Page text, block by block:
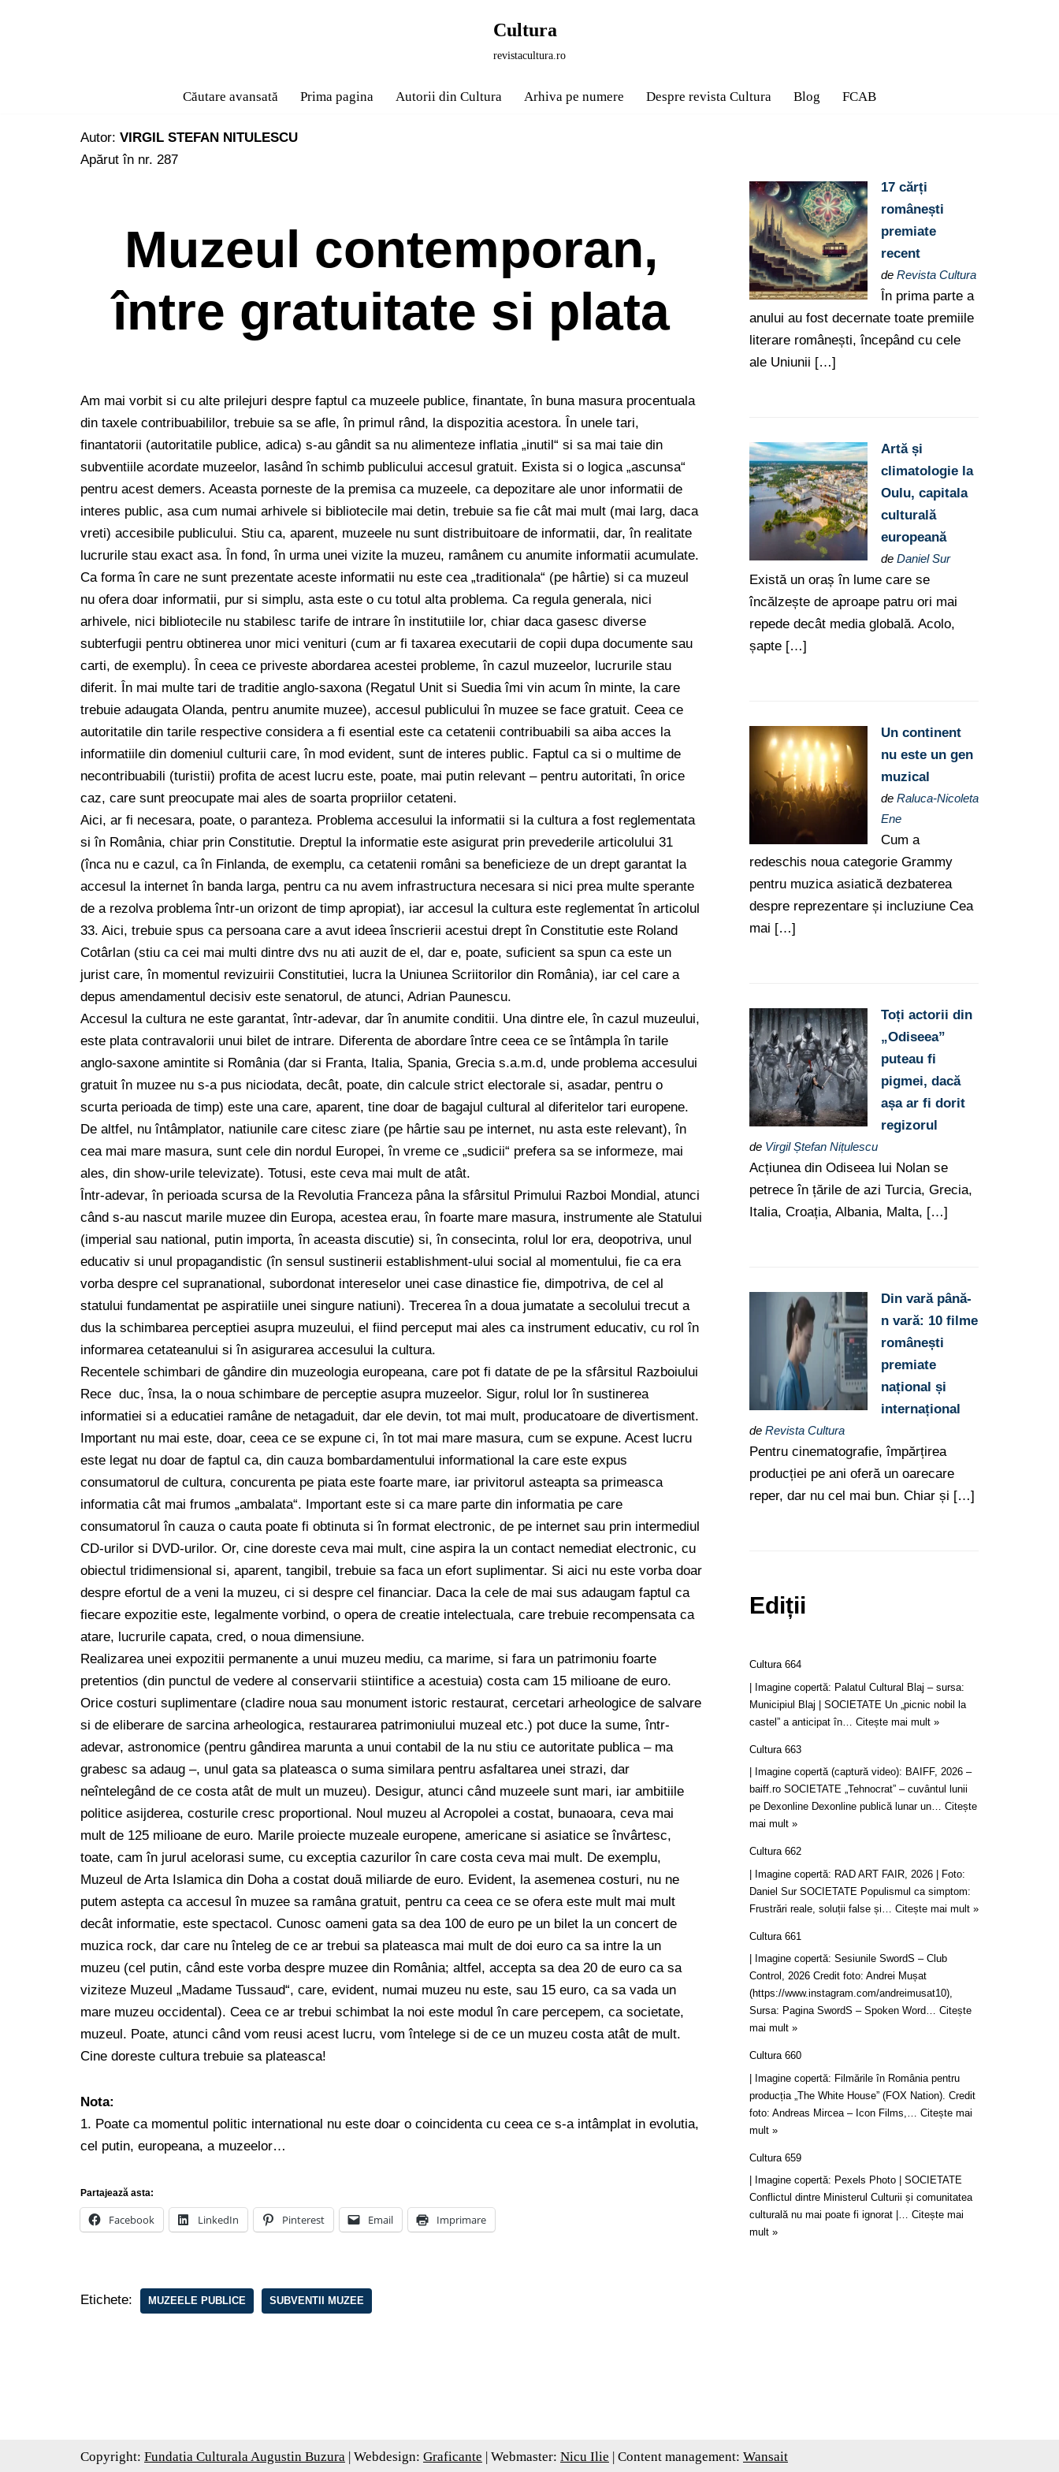
Cultura
revistacultura.ro
Căutare avansată Prima pagina Autorii din Cultura Arhiva pe numere Despre revista Cultura Blog FCAB
Autor: VIRGIL STEFAN NITULESCU
Apărut în nr. 287
Muzeul contemporan,
între gratuitate si plata
Am mai vorbit si cu alte prilejuri despre faptul ca muzeele publice, finantate, în buna masura procentuala
din taxele contribuabililor, trebuie sa se afle, în primul rând, la dispozitia acestora. În unele tari,
finantatorii (autoritatile publice, adica) s-au gândit sa nu alimenteze inflatia „inutil“ si sa mai taie din
subventiile acordate muzeelor, lasând în schimb publicului accesul gratuit. Exista si o logica „ascunsa“
pentru acest demers. Aceasta porneste de la premisa ca muzeele, ca depozitare ale unor informatii de
interes public, asa cum numai arhivele si bibliotecile mai detin, trebuie sa fie cât mai mult (mai larg, daca
vreti) accesibile publicului. Stiu ca, aparent, muzeele nu sunt distribuitoare de informatii, dar, în realitate
lucrurile stau exact asa. În fond, în urma unei vizite la muzeu, ramânem cu anumite informatii acumulate.
Ca forma în care ne sunt prezentate aceste informatii nu este cea „traditionala“ (pe hârtie) si ca muzeul
nu ofera doar informatii, pur si simplu, asta este o cu totul alta problema. Ca regula generala, nici
arhivele, nici bibliotecile nu stabilesc tarife de intrare în institutiile lor, chiar daca gasesc diverse
subterfugii pentru obtinerea unor mici venituri (cum ar fi taxarea executarii de copii dupa documente sau
carti, de exemplu). În ceea ce priveste abordarea acestei probleme, în cazul muzeelor, lucrurile stau
diferit. În mai multe tari de traditie anglo-saxona (Regatul Unit si Suedia îmi vin acum în minte, la care
trebuie adaugata Olanda, pentru anumite muzee), accesul publicului în muzee se face gratuit. Ceea ce
autoritatile din tarile respective considera a fi esential este ca cetatenii contribuabili sa aiba acces la
informatiile din domeniul culturii care, în mod evident, sunt de interes public. Faptul ca si o multime de
necontribuabili (turistii) profita de acest lucru este, poate, mai putin relevant – pentru autoritati, în orice
caz, care sunt preocupate mai ales de soarta propriilor cetateni.
Aici, ar fi necesara, poate, o paranteza. Problema accesului la informatii si la cultura a fost reglementata
si în România, chiar prin Constitutie. Dreptul la informatie este asigurat prin prevederile articolului 31
(înca nu e cazul, ca în Finlanda, de exemplu, ca cetatenii români sa beneficieze de un drept garantat la
accesul la internet în banda larga, pentru ca nu avem infrastructura necesara si nici prea multe sperante
de a rezolva problema într-un orizont de timp apropiat), iar accesul la cultura este reglementat în articolul
33. Aici, trebuie spus ca persoana care a avut ideea înscrierii acestui drept în Constitutie este Roland
Cotârlan (stiu ca cei mai multi dintre dvs nu ati auzit de el, dar e, poate, suficient sa spun ca este un
jurist care, în momentul revizuirii Constitutiei, lucra la Uniunea Scriitorilor din România), iar cel care a
depus amendamentul decisiv este senatorul, de atunci, Adrian Paunescu.
Accesul la cultura ne este garantat, într-adevar, dar în anumite conditii. Una dintre ele, în cazul muzeului,
este plata contravalorii unui bilet de intrare. Diferenta de abordare între ceea ce se întâmpla în tarile
anglo-saxone amintite si România (dar si Franta, Italia, Spania, Grecia s.a.m.d, unde problema accesului
gratuit în muzee nu s-a pus niciodata, decât, poate, din calcule strict electorale si, asadar, pentru o
scurta perioada de timp) este una care, aparent, tine doar de bagajul cultural al diferitelor tari europene.
De altfel, nu întâmplator, natiunile care citesc ziare (pe hârtie sau pe internet, nu asta este relevant), în
cea mai mare masura, sunt cele din nordul Europei, în vreme ce „sudicii“ prefera sa se informeze, mai
ales, din show-urile televizate). Totusi, este ceva mai mult de atât.
Într-adevar, în perioada scursa de la Revolutia Franceza pâna la sfârsitul Primului Razboi Mondial, atunci
când s-au nascut marile muzee din Europa, acestea erau, în foarte mare masura, instrumente ale Statului
(imperial sau national, putin importa, în aceasta discutie) si, în consecinta, rolul lor era, deopotriva, unul
educativ si unul propagandistic (în sensul sustinerii establishment-ului social al momentului, fie ca era
vorba despre cel supranational, subordonat intereselor unei case dinastice fie, dimpotriva, de cel al
statului fundamentat pe aspiratiile unei singure natiuni). Trecerea în a doua jumatate a secolului trecut a
dus la schimbarea perceptiei asupra muzeului, el fiind perceput mai ales ca instrument educativ, cu rol în
informarea cetateanului si în asigurarea accesului la cultura.
Recentele schimbari de gândire din muzeologia europeana, care pot fi datate de pe la sfârsitul Razboiului
Rece duc, însa, la o noua schimbare de perceptie asupra muzeelor. Sigur, rolul lor în sustinerea
informatiei si a educatiei ramâne de netagaduit, dar ele devin, tot mai mult, producatoare de divertisment.
Important nu mai este, doar, ceea ce se expune ci, în tot mai mare masura, cum se expune. Acest lucru
este legat nu doar de faptul ca, din cauza bombardamentului informational la care este expus
consumatorul de cultura, concurenta pe piata este foarte mare, iar privitorul asteapta sa primeasca
informatia cât mai frumos „ambalata“. Important este si ca mare parte din informatia pe care
consumatorul în cauza o cauta poate fi obtinuta si în format electronic, de pe internet sau prin intermediul
CD-urilor si DVD-urilor. Or, cine doreste ceva mai mult, cine aspira la un contact nemediat electronic, cu
obiectul tridimensional si, aparent, tangibil, trebuie sa faca un efort suplimentar. Si aici nu este vorba doar
despre efortul de a veni la muzeu, ci si despre cel financiar. Daca la cele de mai sus adaugam faptul ca
fiecare expozitie este, legalmente vorbind, o opera de creatie intelectuala, care trebuie recompensata ca
atare, lucrurile capata, cred, o noua dimensiune.
Realizarea unei expozitii permanente a unui muzeu mediu, ca marime, si fara un patrimoniu foarte
pretentios (din punctul de vedere al conservarii stiintifice a acestuia) costa cam 15 milioane de euro.
Orice costuri suplimentare (cladire noua sau monument istoric restaurat, cercetari arheologice de salvare
si de eliberare de sarcina arheologica, restaurarea patrimoniului muzeal etc.) pot duce la sume, într-
adevar, astronomice (pentru gândirea marunta a unui contabil de la nu stiu ce autoritate publica – ma
grabesc sa adaug –, unul gata sa plateasca o suma similara pentru asfaltarea unei strazi, dar
neîntelegând de ce costa atât de mult un muzeu). Desigur, atunci când muzeele sunt mari, iar ambitiile
politice asijderea, costurile cresc proportional. Noul muzeu al Acropolei a costat, bunaoara, ceva mai
mult de 125 milioane de euro. Marile proiecte muzeale europene, americane si asiatice se învârtesc,
toate, cam în jurul acelorasi sume, cu exceptia cazurilor în care costa ceva mai mult. De exemplu,
Muzeul de Arta Islamica din Doha a costat douã miliarde de euro. Evident, la asemenea costuri, nu ne
putem astepta ca accesul în muzee sa ramâna gratuit, pentru ca ceea ce se ofera este mult mai mult
decât informatie, este spectacol. Cunosc oameni gata sa dea 100 de euro pe un bilet la un concert de
muzica rock, dar care nu înteleg de ce ar trebui sa plateasca mai mult de doi euro ca sa intre la un
muzeu (cel putin, când este vorba despre muzee din România; altfel, accepta sa dea 20 de euro ca sa
viziteze Muzeul „Madame Tussaud“, care, evident, numai muzeu nu este, sau 15 euro, ca sa vada un
mare muzeu occidental). Ceea ce ar trebui schimbat la noi este modul în care percepem, ca societate,
muzeul. Poate, atunci când vom reusi acest lucru, vom întelege si de ce un muzeu costa atât de mult.
Cine doreste cultura trebuie sa plateasca!
Nota:
1. Poate ca momentul politic international nu este doar o coincidenta cu ceea ce s-a intâmplat in evolutia,
cel putin, europeana, a muzeelor…
Partajează asta:
Facebook LinkedIn Pinterest Email Imprimare
Etichete: MUZEELE PUBLICE SUBVENTII MUZEE
17 cărți
românești
premiate
recent
de Revista Cultura
În prima parte a
anului au fost decernate toate premiile
literare românești, începând cu cele
ale Uniunii […]
Artă și
climatologie la
Oulu, capitala
culturală
europeană
de Daniel Sur
Există un oraș în lume care se
încălzește de aproape patru ori mai
repede decât media globală. Acolo,
șapte […]
Un continent
nu este un gen
muzical
de Raluca-Nicoleta
Ene
Cum a
redeschis noua categorie Grammy
pentru muzica asiatică dezbaterea
despre reprezentare și incluziune Cea
mai […]
Toți actorii din
„Odiseea”
puteau fi
pigmei, dacă
așa ar fi dorit
regizorul
de Virgil Ștefan Nițulescu
Acțiunea din Odiseea lui Nolan se
petrece în țările de azi Turcia, Grecia,
Italia, Croația, Albania, Malta, […]
Din vară până-
n vară: 10 filme
românești
premiate
național și
internațional
de Revista Cultura
Pentru cinematografie, împărțirea
producției pe ani oferă un oarecare
reper, dar nu cel mai bun. Chiar și […]
Ediții
Cultura 664
| Imagine copertă: Palatul Cultural Blaj – sursa:
Municipiul Blaj | SOCIETATE Un „picnic nobil la
castel” a anticipat în… Citește mai mult »
Cultura 663
| Imagine copertă (captură video): BAIFF, 2026 –
baiff.ro SOCIETATE „Tehnocrat” – cuvântul lunii
pe Dexonline Dexonline publică lunar un… Citește
mai mult »
Cultura 662
| Imagine copertă: RAD ART FAIR, 2026 | Foto:
Daniel Sur SOCIETATE Populismul ca simptom:
Frustrări reale, soluții false și… Citește mai mult »
Cultura 661
| Imagine copertă: Sesiunile SwordS – Club
Control, 2026 Credit foto: Andrei Mușat
(https://www.instagram.com/andreimusat10),
Sursa: Pagina SwordS – Spoken Word… Citește
mai mult »
Cultura 660
| Imagine copertă: Filmările în România pentru
producția „The White House” (FOX Nation). Credit
foto: Andreas Mircea – Icon Films,… Citește mai
mult »
Cultura 659
| Imagine copertă: Pexels Photo | SOCIETATE
Conflictul dintre Ministerul Culturii și comunitatea
culturală nu mai poate fi ignorat |… Citește mai
mult »
Copyright: Fundatia Culturala Augustin Buzura | Webdesign: Graficante | Webmaster: Nicu Ilie | Content management: Wansait